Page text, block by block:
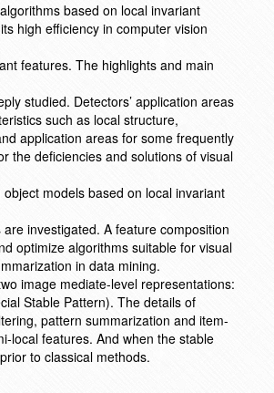
based on local invariant
high efficiency in computer vision
features. The highlights and main
studied. Detectors’ application areas
such as local structure,
application areas for some frequently
the deficiencies and solutions of visual
models based on local invariant
investigated. A feature composition
optimize algorithms suitable for visual
in data mining.
image mediate-level representations:
Stable Pattern). The details of
pattern summarization and item-
local features. And when the stable
to classical methods.